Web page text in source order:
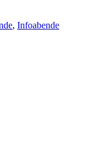
, Infoabende